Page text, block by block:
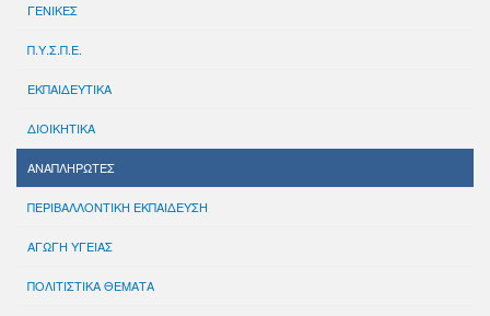
ΓΕΝΙΚΕΣ
Π.Υ.Σ.Π.Ε.
ΕΚΠΑΙΔΕΥΤΙΚΑ
ΔΙΟΙΚΗΤΙΚΑ
ΑΝΑΠΛΗΡΩΤΕΣ
ΠΕΡΙΒΑΛΛΟΝΤΙΚΗ ΕΚΠΑΙΔΕΥΣΗ
ΑΓΩΓΗ ΥΓΕΙΑΣ
ΠΟΛΙΤΙΣΤΙΚΑ ΘΕΜΑΤΑ